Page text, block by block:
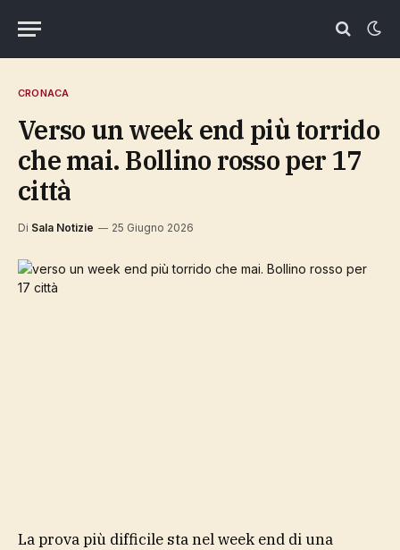
CRONACA
verso un week end più torrido
che mai. Bollino rosso per 17
città
Di Sala Notizie 25 Giugno 2026
La prova più difficile sta nel week end di una